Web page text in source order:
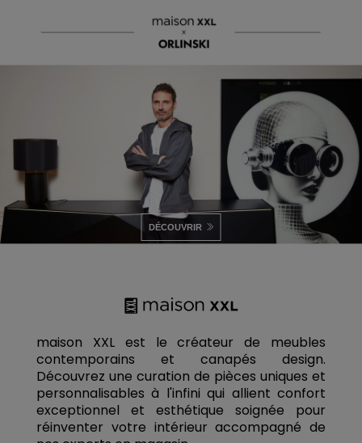
DÉCOUVRIR
maison XXL est le créateur de meubles
contemporains et canapés design.
Découvrez une curation de pièces uniques et
personnalisables à l'infini qui allient confort
exceptionnel et esthétique soignée pour
réinventer votre intérieur accompagné de